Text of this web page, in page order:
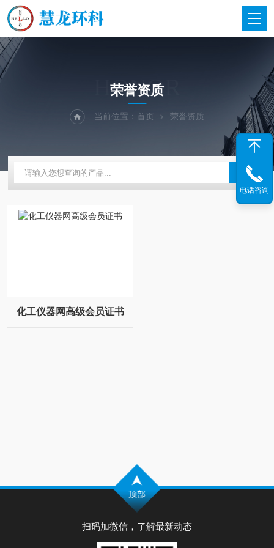
HONOR
荣誉资质
当前位置： 首页 荣誉资质
化工仪器网高级会员证书
扫码加微信，了解最新动态
电话咨询